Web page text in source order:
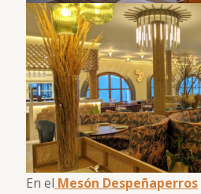
En el Mesón Despeñaperros